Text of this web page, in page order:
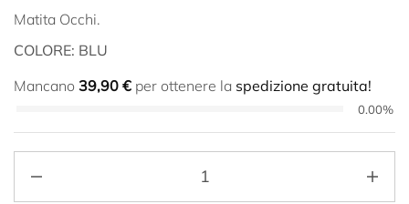
Matita Occhi.
COLORE: BLU
Mancano 39,90 € per ottenere la spedizione gratuita!
0.00%